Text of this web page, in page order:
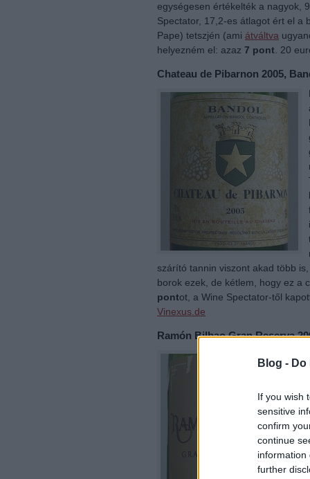
Blog -
If you wish
sensitive
confirm
continue
information
further
egységesen értékelték a nagyok,
Spectator, 17,2-es átlagot ért el a
Pape) tetszjén (ami átváltva
helyezném el: azaz 7 pont . 20
Chateau de Pibarnon 2005,
szárító tannin viszont akad több
borok ezek, de kétlem, hogy ez a
pontot, a Wine Spectator-től
Vinexus.de
Ramón Bilbao Gran Reserva